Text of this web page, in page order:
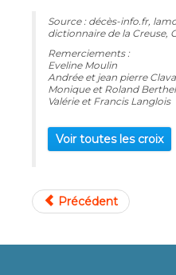
Source : décès-info.fr,
dictionnaire de la Creuse,
Remerciements :
Eveline Moulin
Andrée et jean pierre
Monique et Roland
Valérie et Francis Langlois
Voir toutes les croix
Précédent